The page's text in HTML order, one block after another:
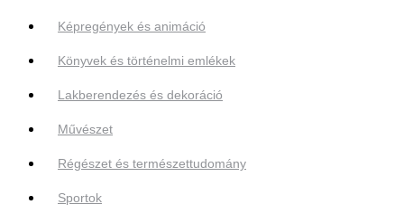
Képregények és animáció
Könyvek és történelmi emlékek
Lakberendezés és dekoráció
Művészet
Régészet és természettudomány
Sportok